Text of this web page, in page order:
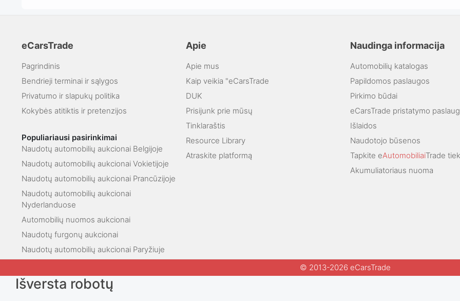
eCarsTrade
Pagrindinis
Bendrieji terminai ir sąlygos
Privatumo ir slapukų politika
Kokybės atitiktis ir pretenzijos
Populiariausi pasirinkimai
Naudotų automobilių aukcionai Belgijoje
Naudotų automobilių aukcionai Vokietijoje
Naudotų automobilių aukcionai Prancūzijoje
Naudotų automobilių aukcionai
Nyderlanduose
Automobilių nuomos aukcionai
Naudotų furgonų aukcionai
Naudotų automobilių aukcionai Paryžiuje
Apie
Apie mus
Kaip veikia "eCarsTrade
DUK
Prisijunk prie mūsų
Tinklaraštis
Resource Library
Atraskite platformą
Naudinga informacija
Automobilių katalogas
Papildomos paslaugos
Pirkimo būdai
eCarsTrade pristatymo
Išlaidos
Naudotojo būsenos
Tapkite eAutomobiliaiTrade
Akumuliatoriaus nuoma
© 2013-2026 eCarsTrade
Išversta robotų